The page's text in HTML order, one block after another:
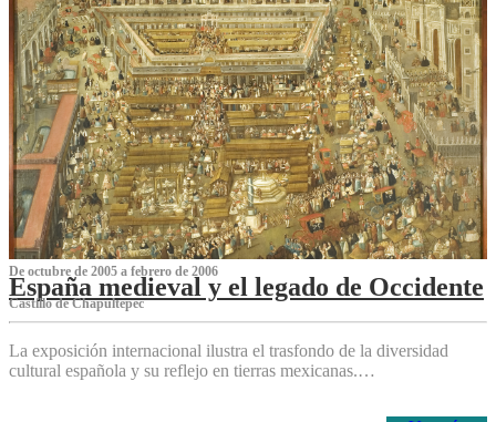
De octubre de 2005 a febrero de 2006
España medieval y el legado de Occidente
Castillo de Chapultepec
La exposición internacional ilustra el trasfondo de la diversidad
cultural española y su reflejo en tierras mexicanas.…